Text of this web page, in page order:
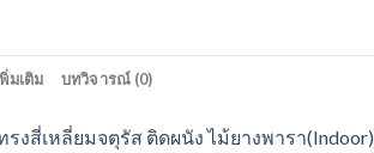
มเติม บทวิจารณ์ (0)
งสี่เหลี่ยมจตุรัส ติดผนัง ไม้ยางพารา(Indoor)